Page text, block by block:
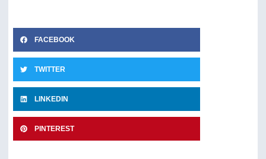
FACEBOOK
TWITTER
LINKEDIN
PINTEREST